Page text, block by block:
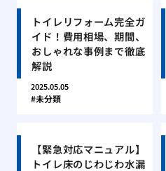
トイレリフォーム完全ガ
イド！費用相場、期間、
おしゃれな事例まで徹底
解説
2025.05.05
未分類
【緊急対応マニュアル】
トイレ床のじわじわ水漏